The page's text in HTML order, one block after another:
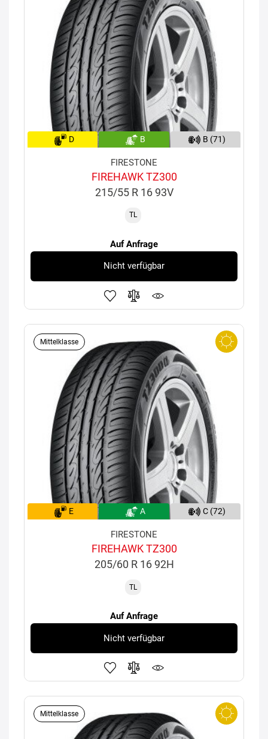
D B B (71)
FIRESTONE
FIREHAWK TZ300
215/55 R 16 93V
TL
Auf Anfrage
Nicht verfügbar
Mittelklasse
E A C (72)
FIRESTONE
FIREHAWK TZ300
205/60 R 16 92H
TL
Auf Anfrage
Nicht verfügbar
Mittelklasse